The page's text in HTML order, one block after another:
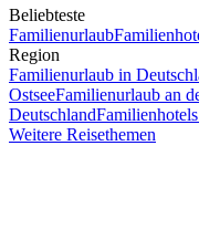
Beliebteste
Familienurlaub
Region
Familienurlaub in
OstseeFamilienurlaub an
Deutschland
Weitere Reisethemen